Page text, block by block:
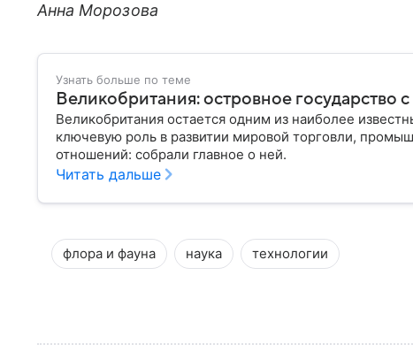
Анна Морозова
Узнать больше по теме
Великобритания: островное государство
Великобритания остается одним из наиболее
ключевую роль в развитии мировой торговли,
отношений: собрали главное о ней.
Читать дальше
флора и фауна наука технологии